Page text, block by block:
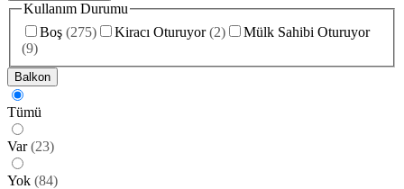
Kullanım Durumu
Boş (275) Kiracı Oturuyor (2)
Mülk Sahibi Oturuyor
(9)
Balkon
Tümü
Var (23)
Yok (84)